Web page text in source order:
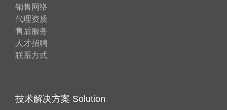
销售网络
代理资质
售后服务
人才招聘
联系方式
技术解决方案 Solution